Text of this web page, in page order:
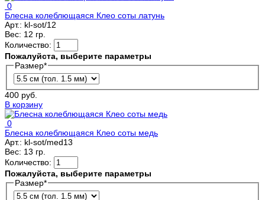
0
Блесна колеблющаяся Клео соты латунь
Арт.: kl-sot/12
Вес: 12 гр.
Количество:
Пожалуйста, выберите параметры
Размер*
400 руб.
В корзину
0
Блесна колеблющаяся Клео соты медь
Арт.: kl-sot/med13
Вес: 13 гр.
Количество:
Пожалуйста, выберите параметры
Размер*